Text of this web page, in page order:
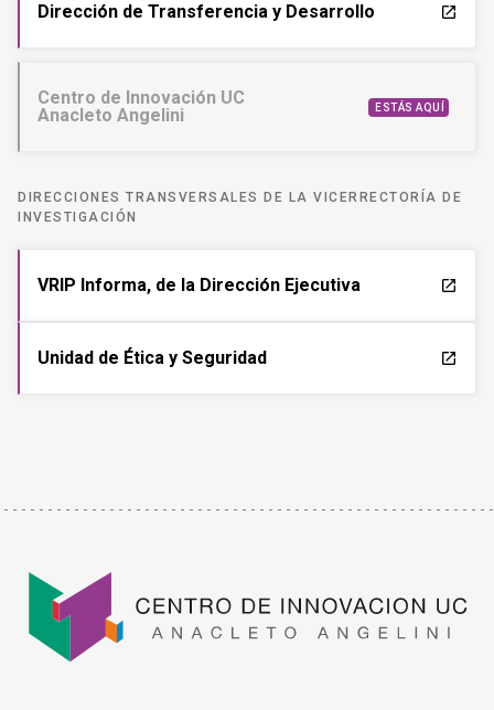
Dirección de Transferencia y Desarrollo launch
Centro de Innovación UC
Anacleto Angelini
ESTÁS AQUÍ
DIRECCIONES TRANSVERSALES DE LA VICERRECTORÍA DE
INVESTIGACIÓN
VRIP Informa, de la Dirección Ejecutiva launch
Unidad de Ética y Seguridad launch